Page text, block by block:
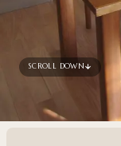
SCROLL DOWN